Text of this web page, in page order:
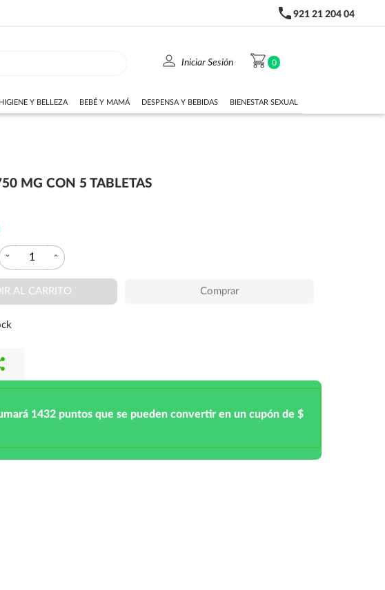
phone 921 21 204 04
person Iniciar Sesión shopping_cart 0
HIGIENE Y BELLEZA BEBÉ Y MAMÁ DESPENSA Y BEBIDAS BIENESTAR SEXUAL
MG CON 5 TABLETAS
expand_more expand_less
AL CARRITO Comprar
1432 puntos que se pueden convertir en un cupón de $